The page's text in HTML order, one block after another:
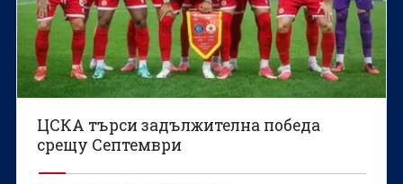
ЦСКА търси задължителна победа
срещу Септември